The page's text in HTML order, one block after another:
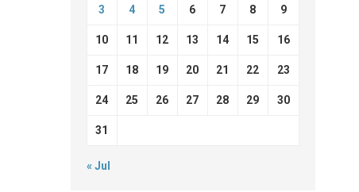
3 4 5 6 7 8 9
10 11 12 13 14 15 16
17 18 19 20 21 22 23
24 25 26 27 28 29 30
31
« Jul